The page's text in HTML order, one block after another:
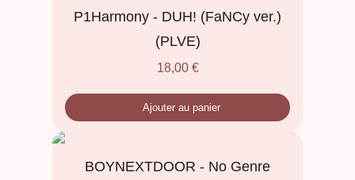
P1Harmony - DUH! (FaNCy ver.)
(PLVE)
18,00 €
Ajouter au panier
BOYNEXTDOOR - No Genre